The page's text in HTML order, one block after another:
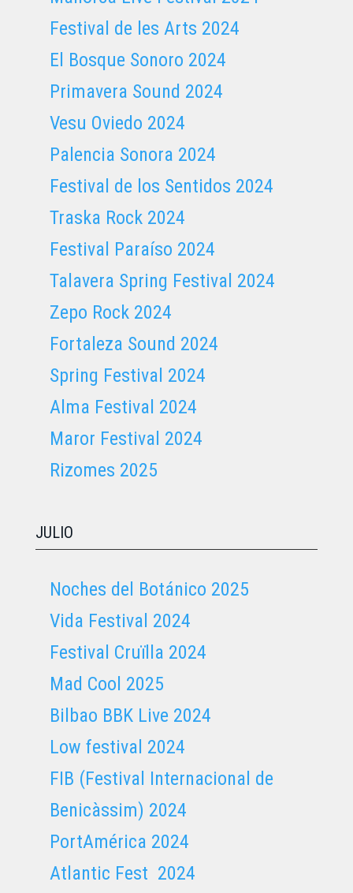
Festival de les Arts 2024
El Bosque Sonoro 2024
Primavera Sound 2024
Vesu Oviedo 2024
Palencia Sonora 2024
Festival de los Sentidos 2024
Traska Rock 2024
Festival Paraíso 2024
Talavera Spring Festival 2024
Zepo Rock 2024
Fortaleza Sound 2024
Spring Festival 2024
Alma Festival 2024
Maror Festival 2024
Rizomes 2025
JULIO
Noches del Botánico 2025
Vida Festival 2024
Festival Cruïlla 2024
Mad Cool 2025
Bilbao BBK Live 2024
Low festival 2024
FIB (Festival Internacional de
Benicàssim) 2024
PortAmérica 2024
Atlantic Fest 2024